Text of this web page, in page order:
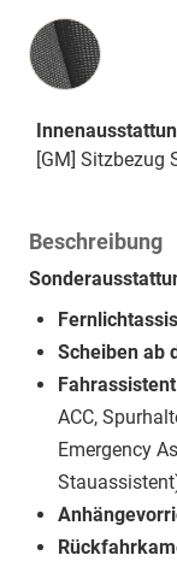
Innenausstattung
[GM] Sitzbezug
Beschreibung
Scheiben ab
Fahrassistent
ACC,
Emergency